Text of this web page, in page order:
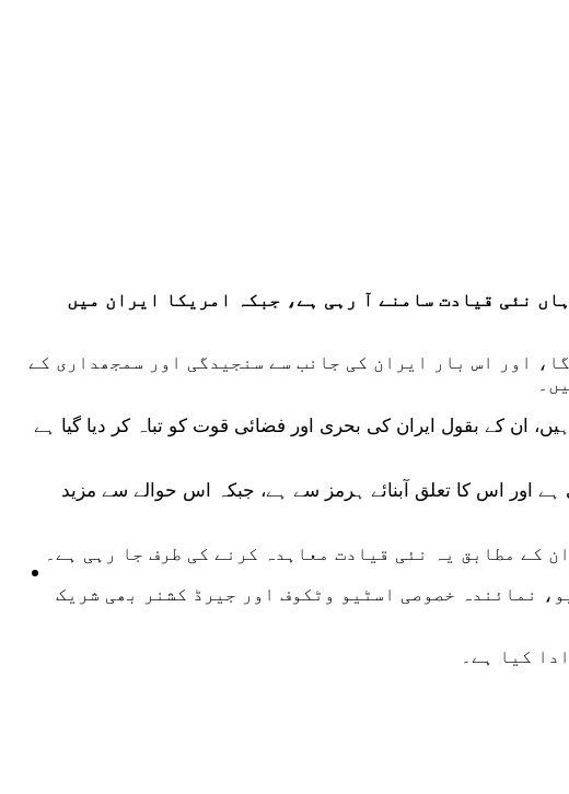
ٹیکنالوجی
نئی قیادت سامنے آ رہی ہے، جبکہ امریکا ایران میں
اور اس بار ایران کی جانب سے سنجیدگی اور سمجھداری کے
ان کے بقول ایران کی بحری اور فضائی قوت کو تباہ کر دیا گیا ہے
ہے اور اس کا تعلق آبنائے ہرمز سے ہے، جبکہ اس حوالے سے مزید
کے مطابق یہ نئی قیادت معاہدہ کرنے کی طرف جا رہی ہے۔
نمائندہ خصوصی اسٹیو وٹکوف اور جیرڈ کشنر بھی شریک
کیا ہے۔